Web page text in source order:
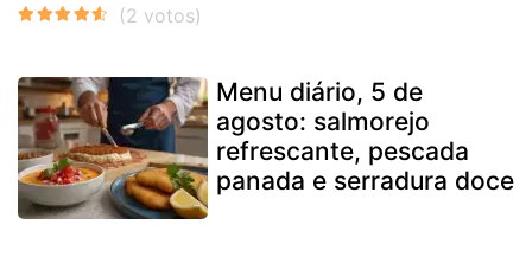
Menu diário, 5 de
agosto: salmorejo
refrescante, pescada
panada e serradura doce